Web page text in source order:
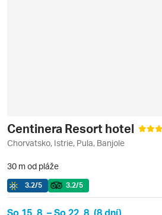
Centinera Resort hotel
Chorvatsko, Istrie, Pula, Banjole
30 m od pláže
3.2/5 3.2/5
So 15. 8. – So 22. 8. (8 dní)